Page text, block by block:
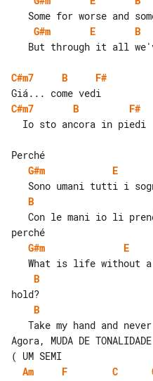
G#m
E B
C#m7 B
F#
C#m7
B
F#
G#m
E
B
G#m
E
B
B
Agora, MUDA DE
Am
F C